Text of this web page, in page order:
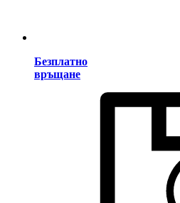
Безплатно
връщане